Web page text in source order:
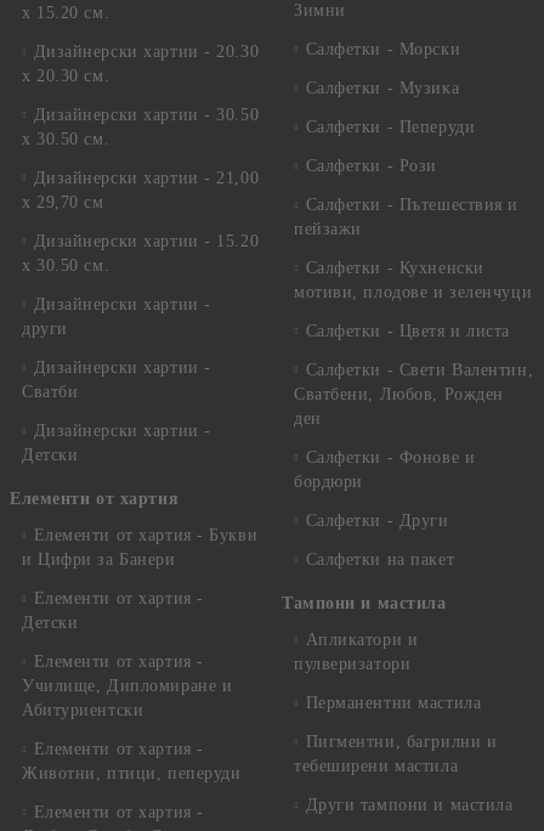
х 15.20 см.
Дизайнерски хартии - 20.30
х 20.30 см.
Дизайнерски хартии - 30.50
х 30.50 см.
Дизайнерски хартии - 21,00
х 29,70 см
Дизайнерски хартии - 15.20
x 30.50 см.
Дизайнерски хартии -
други
Дизайнерски хартии -
Сватби
Дизайнерски хартии -
Детски
Елементи от хартия
Елементи от хартия - Букви
и Цифри за Банери
Елементи от хартия -
Детски
Елементи от хартия -
Училище, Дипломиране и
Абитуриентски
Елементи от хартия -
Животни, птици, пеперуди
Елементи от хартия -
Зимни
Салфетки - Морски
Салфетки - Музика
Салфетки - Пеперуди
Салфетки - Рози
Салфетки - Пътешествия и
пейзажи
Салфетки - Кухненски
мотиви, плодове и зеленчуци
Салфетки - Цветя и листа
Салфетки - Свети Валентин,
Сватбени, Любов, Рожден
ден
Салфетки - Фонове и
бордюри
Салфетки - Други
Салфетки на пакет
Тампони и мастила
Апликатори и
пулверизатори
Перманентни мастила
Пигментни, багрилни и
тебеширени мастила
Други тампони и мастила